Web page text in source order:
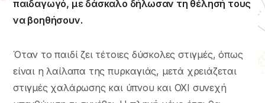
παιδαγωγό, με δάσκαλο δήλωσαν τη θέλησή τους
να βοηθήσουν.
Όταν το παιδί ζει τέτοιες δύσκολες στιγμές, όπως
είναι η λαίλαπα της πυρκαγιάς, μετά χρειάζεται
στιγμές χαλάρωσης και ύπνου και ΟΧΙ συνεχή